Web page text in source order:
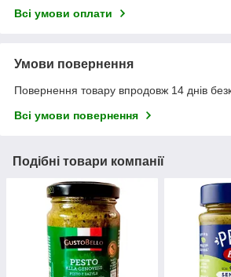
Всі умови оплати
Умови повернення
Повернення товару впродовж 14 днів
Всі умови повернення
Подібні товари компанії